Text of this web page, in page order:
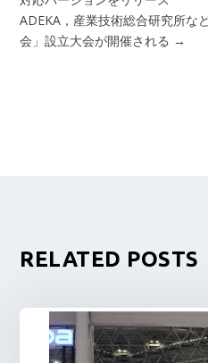
ADEKA，産業技術総合研究所な
会」設立大会が開催される →
RELATED POSTS